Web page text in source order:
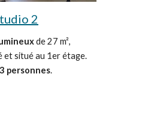
2
de 27 m²,
et situé au 1er étage.
personnes.